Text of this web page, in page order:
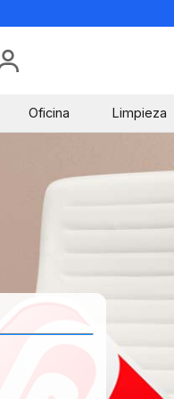
Oficina Limpieza